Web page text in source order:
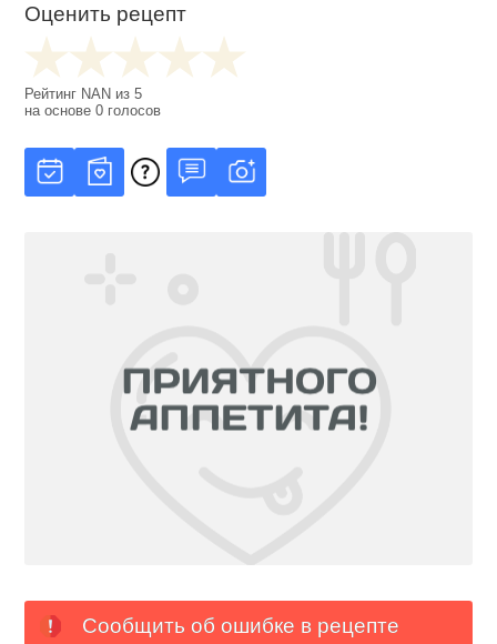
Оценить рецепт
Рейтинг NAN из5
на основе0 голосов
Сообщить об ошибке в рецепте